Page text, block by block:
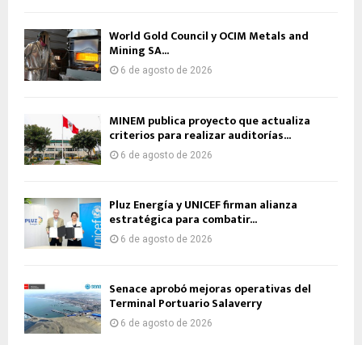
World Gold Council y OCIM Metals and
Mining SA...
6 de agosto de 2026
MINEM publica proyecto que actualiza
criterios para realizar auditorías...
6 de agosto de 2026
Pluz Energía y UNICEF firman alianza
estratégica para combatir...
6 de agosto de 2026
Senace aprobó mejoras operativas del
Terminal Portuario Salaverry
6 de agosto de 2026